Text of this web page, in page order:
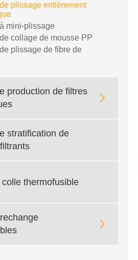
plissage entièrement
mini-plissage
collage de mousse PP
plissage de fibre de
production de filtres

stratification de
thermofusible
